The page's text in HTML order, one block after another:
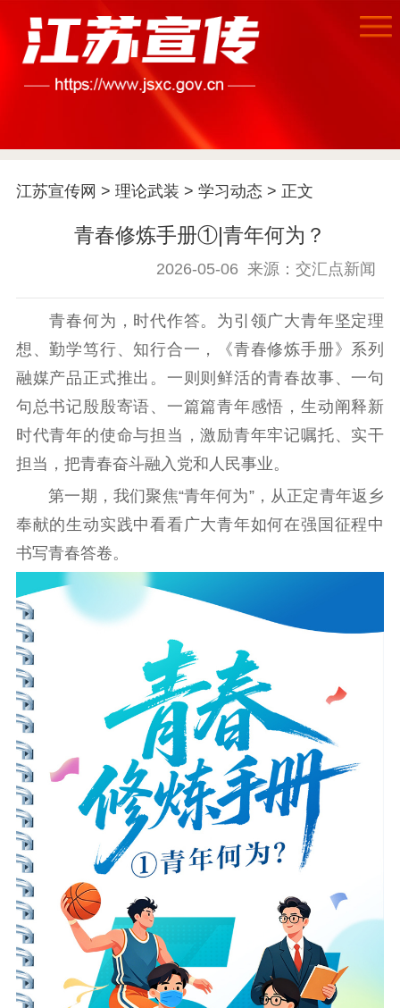
首页
江苏要闻
公示公告
通知公告 信息公开制度
信息公开指南
信息公开年度报
理论武装
宣传宣讲
哲学社科
社科强省 工作通知
成果集萃
江苏文脉
资料下载
新闻宣传
主题宣传
新闻发布
记者之家
品牌栏目
文化文艺
江苏宣传网 > 理论武装 > 学习动态 > 正文
青春修炼手册①|青年何为？
2026-05-06 来源：交汇点新闻
青春何为，时代作答。为引领广大青年坚定理
想、勤学笃行、知行合一，《青春修炼手册》系列
融媒产品正式推出。一则则鲜活的青春故事、一句
句总书记殷殷寄语、一篇篇青年感悟，生动阐释新
时代青年的使命与担当，激励青年牢记嘱托、实干
担当，把青春奋斗融入党和人民事业。
第一期，我们聚焦“青年何为”，从正定青年返乡
奉献的生动实践中看看广大青年如何在强国征程中
书写青春答卷。